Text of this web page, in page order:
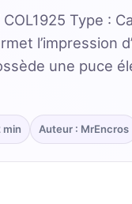
Type :
l’impression
une puce
min Auteur : MrEncros